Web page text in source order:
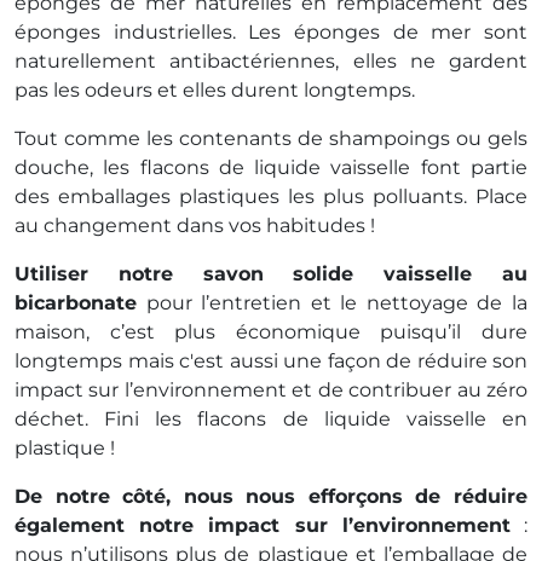
éponges industrielles. Les éponges de mer sont
naturellement antibactériennes, elles ne gardent
pas les odeurs et elles durent longtemps.
Tout comme les contenants de shampoings ou gels
douche, les flacons de liquide vaisselle font partie
des emballages plastiques les plus polluants. Place
au changement dans vos habitudes !
Utiliser notre savon solide vaisselle au
bicarbonate pour l’entretien et le nettoyage de la
maison, c’est plus économique puisqu’il dure
longtemps mais c'est aussi une façon de réduire son
impact sur l’environnement et de contribuer au zéro
déchet. Fini les flacons de liquide vaisselle en
plastique !
De notre côté, nous nous efforçons de réduire
également notre impact sur l’environnement:
nous n’utilisons plus de plastique et l’emballage de